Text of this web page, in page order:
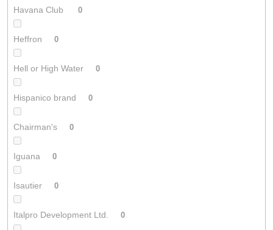
Havana Club 0
Heffron 0
Hell or High Water 0
Hispanico brand 0
Chairman's 0
Iguana 0
Isautier 0
Italpro Development Ltd. 0